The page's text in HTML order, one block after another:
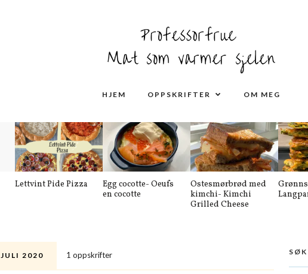
HJEM OPPSKRIFTER OM MEG
Lettvint Pide Pizza
Egg cocotte- Oeufs
en cocotte
Ostesmørbrød med
kimchi- Kimchi
Grilled Cheese
JULI 2020 1 oppskrifter SØK